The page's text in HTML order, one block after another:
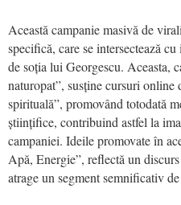
Această campanie masivă de
specifică, care se intersectează
de soția lui Georgescu. Aceasta,
naturopat”, susține cursuri
spirituală”, promovând totodată
științifice, contribuind astfel la
campaniei. Ideile promovate în
Apă, Energie”, reflectă un
atrage un segment semnificativ